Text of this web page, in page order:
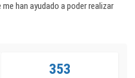
han ayudado a poder realizar
353